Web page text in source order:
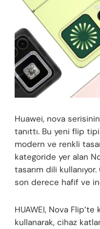
Huawei, nova
tanıttı. Bu yeni flip
modern ve renkli
kategoride yer alan
tasarım dili
son derece hafif ve
HUAWEI, Nova
kullanarak, cihaz